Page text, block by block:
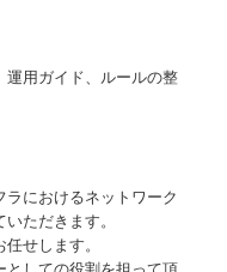
運用ガイド、ルールの整
におけるネットワーク
ただきます。
せします。